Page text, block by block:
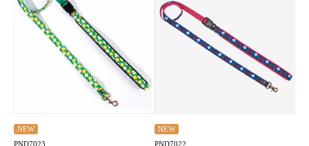
NEW
PND7023
NEW
PND7022